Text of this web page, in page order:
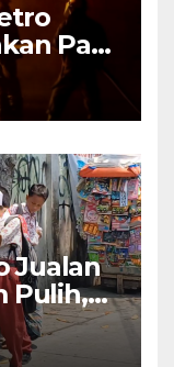
Pagi
Jualan
Pulih,
Cari